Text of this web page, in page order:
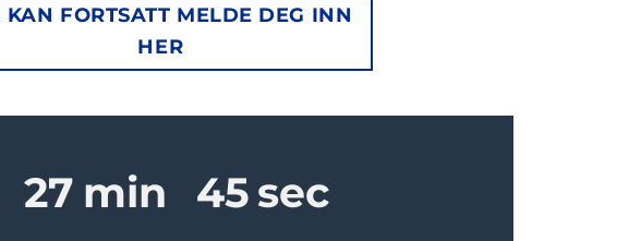
KAN FORTSATT MELDE DEG INN
HER
27 min 45sec